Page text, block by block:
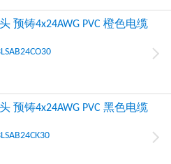
预铸4x24AWG PVC 橙色电缆
预铸4x24AWG PVC 黑色电缆